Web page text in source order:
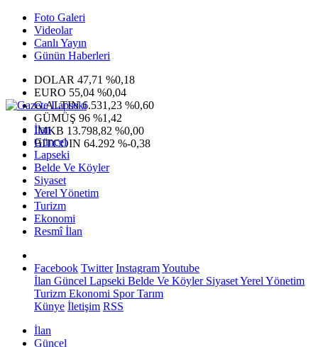
Foto Galeri
Videolar
Canlı Yayın
Günün Haberleri
DOLAR 47,71 %0,18
EURO 55,04 %0,04
G.ALTIN6.531,23 %0,60
GÜMÜŞ 96 %1,42
IMKB 13.798,82 %0,00
BITCOIN 64.292 %-0,38
İlan
Güncel
Lapseki
Belde Ve Köyler
Siyaset
Yerel Yönetim
Turizm
Ekonomi
Resmî İlan
Facebook Twitter InstagramYoutube
İlan Güncel Lapseki Belde Ve KöylerSiyasetYerel Yönetim
Turizm Ekonomi SporTarım
Künye İletişim RSS
İlan
Güncel